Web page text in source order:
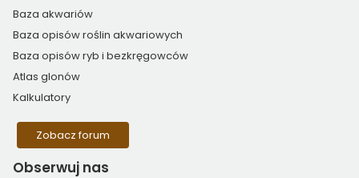
Baza akwariów
Baza opisów roślin akwariowych
Baza opisów ryb i bezkręgowców
Atlas glonów
Kalkulatory
Zobacz forum
Obserwuj nas